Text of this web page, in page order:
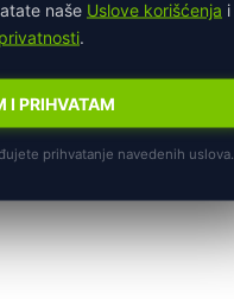
naše Uslove korišćenja i
I PRIHVATAM
prihvatanje navedenih uslova.